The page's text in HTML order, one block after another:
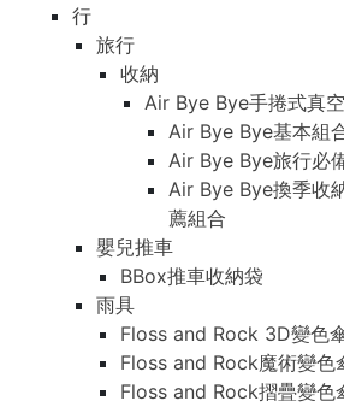
行
旅行
收納
Air Bye Bye手捲式真
Air Bye Bye基本組
Air Bye Bye旅行必
Air Bye Bye換季收
薦組合
嬰兒推車
BBox推車收納袋
雨具
Floss and Rock 3D變色
Floss and Rock魔術變色
Floss and Rock摺疊變色